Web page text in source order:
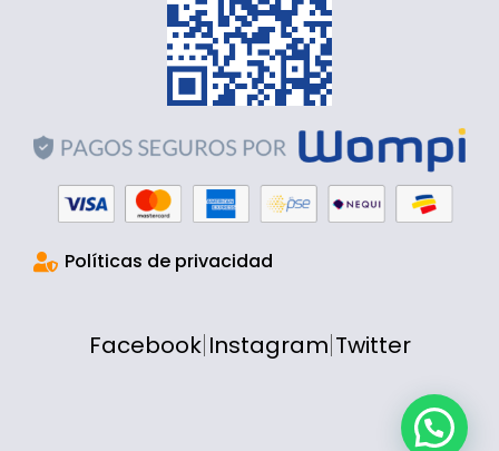
Políticas de privacidad
Facebook Instagram Twitter